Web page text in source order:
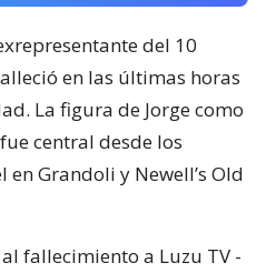
del 10
en las últimas horas
La figura de Jorge como
central desde los
Grandoli y Newell’s Old
fallecimiento a Luzu TV -